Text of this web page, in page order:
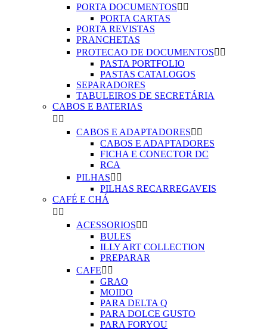
PORTA DOCUMENTOS 
PORTA CARTAS
PORTA REVISTAS
PRANCHETAS
PROTECAO DE DOCUMENTOS 
PASTA PORTFOLIO
PASTAS CATALOGOS
SEPARADORES
TABULEIROS DE SECRETÁRIA
CABOS E BATERIAS
 
CABOS E ADAPTADORES 
CABOS E ADAPTADORES
FICHA E CONECTOR DC
RCA
PILHAS 
PILHAS RECARREGAVEIS
CAFÉ E CHÁ
 
ACESSORIOS 
BULES
ILLY ART COLLECTION
PREPARAR
CAFE 
GRAO
MOIDO
PARA DELTA Q
PARA DOLCE GUSTO
PARA FORYOU